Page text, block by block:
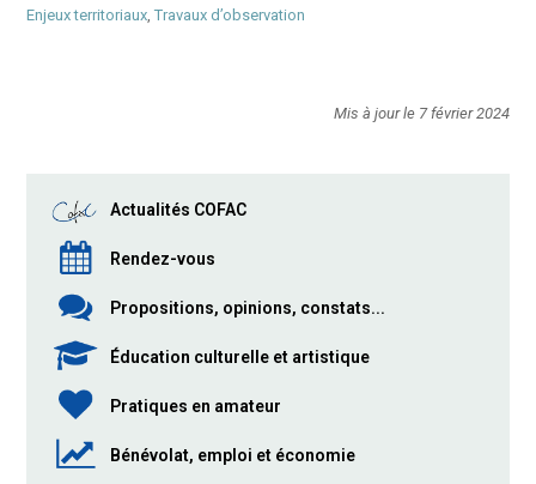
Enjeux territoriaux ,Travaux d’observation
Mis à jour le 7 février 2024
Actualités COFAC
Rendez-vous
Propositions, opinions, constats...
Éducation culturelle et artistique
Pratiques en amateur
Bénévolat, emploi et économie